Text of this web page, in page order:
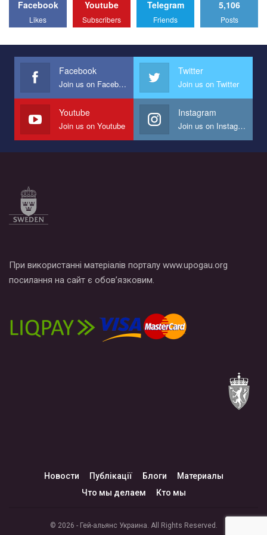
All you have to do is to press "Like" below the video.
Эмоционально сильный ролик от команды "Гей-альянс
представляющий программу развития организации.
Мы просим вас поддержать нас и помочь нам реализовать
наш план по борьбе с насилием и дискриминацией на почве
СОГИ в Украине.
Все, что вам нужно сделать - это зайти на наш канал YouTube
по этой ссылке и поставить лайк под видео.
Facebook
Likes
Youtube
Subscribers
Telegram
Friends
5,106
Posts
Facebook
Join us on Facebook
Twitter
Join us on Twitter
Youtube
Join us on Youtube
Instagram
Join us on Instagram
При використанні матеріалів порталу www.upogau.org
посилання на сайт є обов’язковим.
Новости Публікації Блоги
Материалы
Что мы делаем
Кто мы
© 2026 - Гей-альянс Украина. All Rights Reserved.